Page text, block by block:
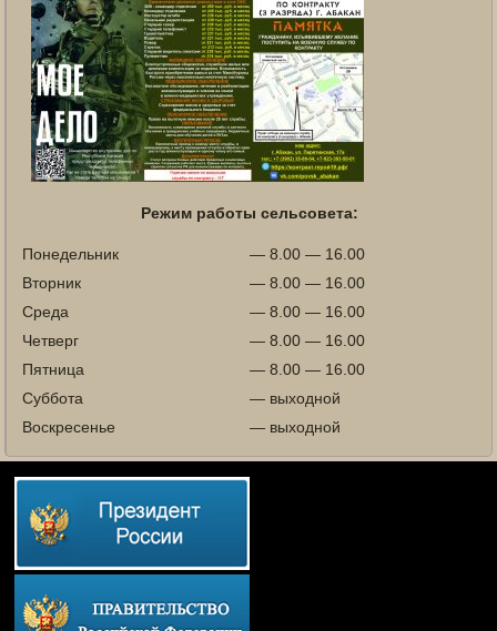
Режим работы сельсовета:
Понедельник
— 8.00 — 16.00
Вторник
— 8.00 — 16.00
Среда
— 8.00 — 16.00
Четверг
— 8.00 — 16.00
Пятница
— 8.00 — 16.00
Суббота
— выходной
Воскресенье
— выходной